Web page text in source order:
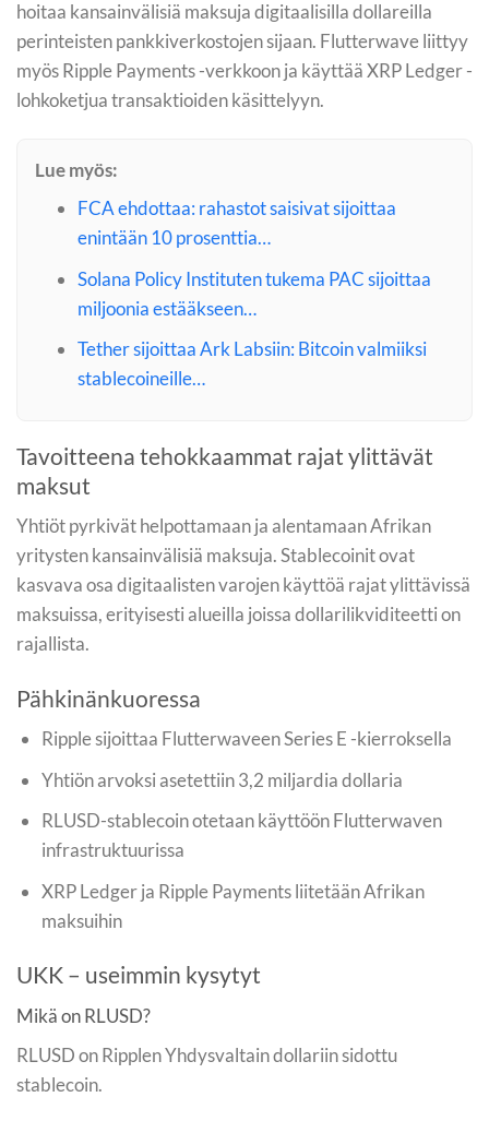
hoitaa kansainvälisiä maksuja digitaalisilla dollareilla
perinteisten pankkiverkostojen sijaan. Flutterwave liittyy
myös Ripple Payments -verkkoon ja käyttää XRP Ledger -
lohkoketjua transaktioiden käsittelyyn.
Lue myös:
FCA ehdottaa: rahastot saisivat sijoittaa
enintään 10 prosenttia…
Solana Policy Instituten tukema PAC sijoittaa
miljoonia estääkseen…
Tether sijoittaa Ark Labsiin: Bitcoin valmiiksi
stablecoineille…
Tavoitteena tehokkaammat rajat ylittävät
maksut
Yhtiöt pyrkivät helpottamaan ja alentamaan Afrikan
yritysten kansainvälisiä maksuja. Stablecoinit ovat
kasvava osa digitaalisten varojen käyttöä rajat ylittävissä
maksuissa, erityisesti alueilla joissa dollarilikviditeetti on
rajallista.
Pähkinänkuoressa
Ripple sijoittaa Flutterwaveen Series E -kierroksella
Yhtiön arvoksi asetettiin 3,2 miljardia dollaria
RLUSD-stablecoin otetaan käyttöön Flutterwaven
infrastruktuurissa
XRP Ledger ja Ripple Payments liitetään Afrikan
maksuihin
UKK – useimmin kysytyt
Mikä on RLUSD?
RLUSD on Ripplen Yhdysvaltain dollariin sidottu
stablecoin.